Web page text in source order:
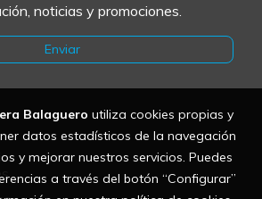
noticias y promociones.
Enviar
Balaguero utiliza cookies propias y
datos estadísticos de la navegación
y mejorar nuestros servicios. Puedes
a través del botón “Configurar”